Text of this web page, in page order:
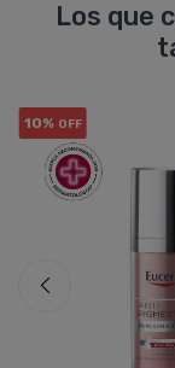
Los que
10% OFF